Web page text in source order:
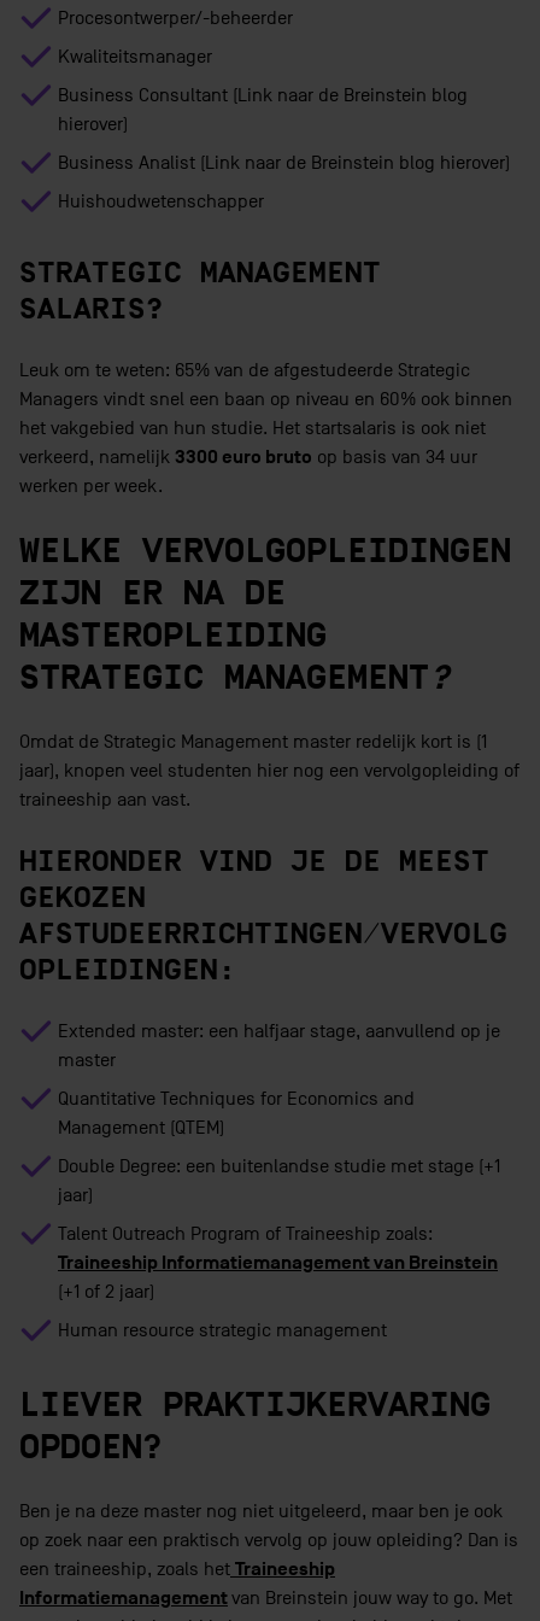
Procesontwerper/-beheerder
Kwaliteitsmanager
Business Consultant (Link naar de Breinstein blog
hierover)
Business Analist (Link naar de Breinstein blog hierover)
Huishoudwetenschapper
STRATEGIC MANAGEMENT
SALARIS?
Leuk om te weten: 65% van de afgestudeerde Strategic
Managers vindt snel een baan op niveau en 60% ook binnen
het vakgebied van hun studie. Het startsalaris is ook niet
verkeerd, namelijk 3300 euro bruto op basis van 34 uur
werken per week.
WELKE VERVOLGOPLEIDINGEN
ZIJN ER NA DE
MASTEROPLEIDING
STRATEGIC MANAGEMENT?
Omdat de Strategic Management master redelijk kort is (1
jaar), knopen veel studenten hier nog een vervolgopleiding of
traineeship aan vast.
HIERONDER VIND JE DE MEEST
GEKOZEN
AFSTUDEERRICHTINGEN/VERVOLG
OPLEIDINGEN:
Extended master: een halfjaar stage, aanvullend op je
master
Quantitative Techniques for Economics and
Management (QTEM)
Double Degree: een buitenlandse studie met stage (+1
jaar)
Talent Outreach Program of Traineeship zoals:
Traineeship Informatiemanagement van Breinstein
(+1 of 2 jaar)
Human resource strategic management
LIEVER PRAKTIJKERVARING
OPDOEN?
Ben je na deze master nog niet uitgeleerd, maar ben je ook
op zoek naar een praktisch vervolg op jouw opleiding? Dan is
een traineeship, zoals het Traineeship
Informatiemanagementvan Breinstein jouw way to go. Met